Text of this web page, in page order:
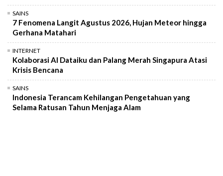
SAINS
7 Fenomena Langit Agustus 2026, Hujan Meteor hingga
Gerhana Matahari
INTERNET
Kolaborasi AI Dataiku dan Palang Merah Singapura Atasi
Krisis Bencana
SAINS
Indonesia Terancam Kehilangan Pengetahuan yang
Selama Ratusan Tahun Menjaga Alam